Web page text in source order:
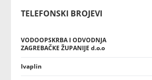
TELEFONSKI BROJEVI
VODOOPSKRBA I ODVODNJA
ZAGREBAČKE ŽUPANIJE d.o.o
Ivaplin